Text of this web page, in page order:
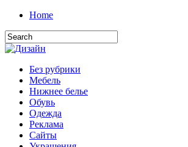
Home
Без рубрики
Мебель
Нижнее белье
Обувь
Одежда
Реклама
Сайты